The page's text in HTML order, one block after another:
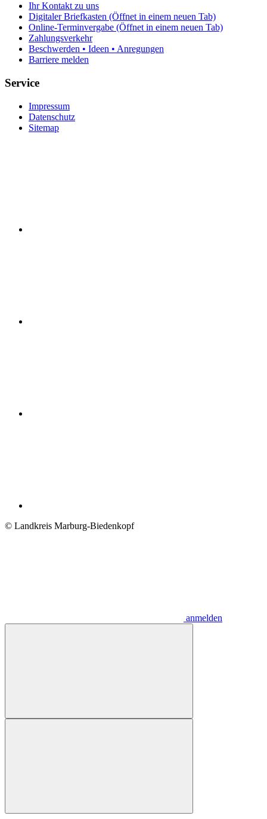
Ihr Kontakt zu uns
Digitaler Briefkasten (Öffnet in einem neuen Tab)
Online-Terminvergabe (Öffnet in einem neuen Tab)
Zahlungsverkehr
Beschwerden • Ideen • Anregungen
Barriere melden
Service
Impressum
Datenschutz
Sitemap
© Landkreis Marburg-Biedenkopf
anmelden